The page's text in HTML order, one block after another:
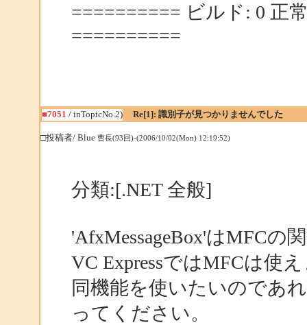
========== ビルド: 0 正
==========
■7051 / inTopicNo.2) Re[1]: 識別子が見つかりませんでした
□投稿者/ Blue 曹長(93回)-(2006/10/02(Mon) 12:19:52)
分類:[.NET 全般]
'AfxMessageBox'はMFCの
VC ExpressではMFCは使
同機能を使いたいのであ
ってください。